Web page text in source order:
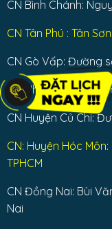
CN Bình Chánh:
CN Tân Phú : Tân
CN Gò Vấp: Đường
CN Nhà Bè: Dương
CN Huyện Củ Chi:
CN: Huyện Hóc
TPHCM
CN Đồng Nai: Bùi
Nai